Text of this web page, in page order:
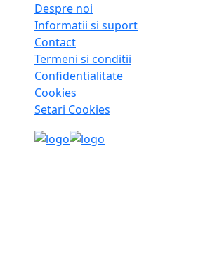
Despre noi
Informatii si suport
Contact
Termeni si conditii
Confidentialitate
Cookies
Setari Cookies